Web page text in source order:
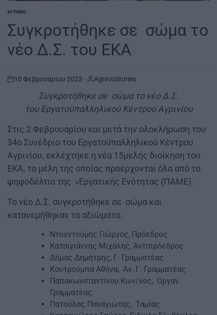
POSTED
ΑΓΡΊΝΙΟ
Συγκροτήθηκε σε σώμα το
νέο Δ.Σ. του ΕΚΑ
on
10 Φεβρουαρίου 2023 AgrinioStories
Συγκροτήθηκε σε σώμα το νέο Δ.Σ.
του Εργατοϋπαλληλικού Κέντρου Αγρινίου
Στις 2 Φεβρουαρίου και μετά την ολοκλήρωση του
34ο Συνέδριο του Εργατοϋπαλληλικού Κέντρου
Αγρινίου, εκλέχτηκε η νέα 15μελής διοίκηση του
ΕΚΑ, τα μέλη της οποίας προέρχονται όλα από το
ψηφοδέλτιο της «Εργατικής Ενότητας (ΠΑΜΕ).
Το νέο Δ.Σ. συγκροτήθηκε σε σώμα και
κατανεμήθηκαν τα αξιώματα:
Ντουντούμης Γιώργος, Πρόεδρος
Κατσιγιάννης Μιχάλης, Αντιπρόεδρος
Δήμας Δημήτρης, Γ. Γραμματέας
Κουτρούμπα Αθήνα, Αν. Γ. Γραμματέας
Παπακωνσταντίνου Κων/νος, Οργαν.
Γραμματέας
Πατούλας Παναγιώτης, Ταμίας